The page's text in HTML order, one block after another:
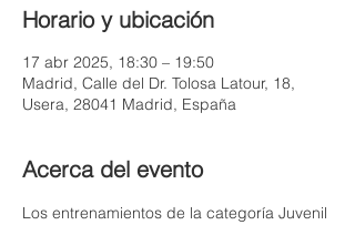
Horario y ubicación
17 abr 2025, 18:30 – 19:50
Madrid, Calle del Dr. Tolosa Latour, 18,
Usera, 28041 Madrid, España
Acerca del evento
Los entrenamientos de la categoría Juvenil